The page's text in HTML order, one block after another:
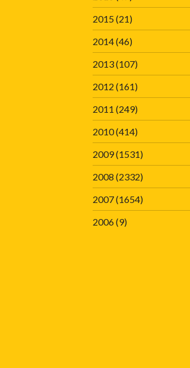
2015(21)
2014(46)
2013(107)
2012 (161)
2011 (249)
2010(414)
2009(1531)
2008 (2332)
2007(1654)
2006(9)